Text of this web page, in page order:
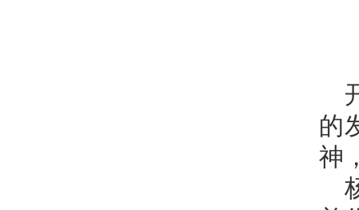
的
神